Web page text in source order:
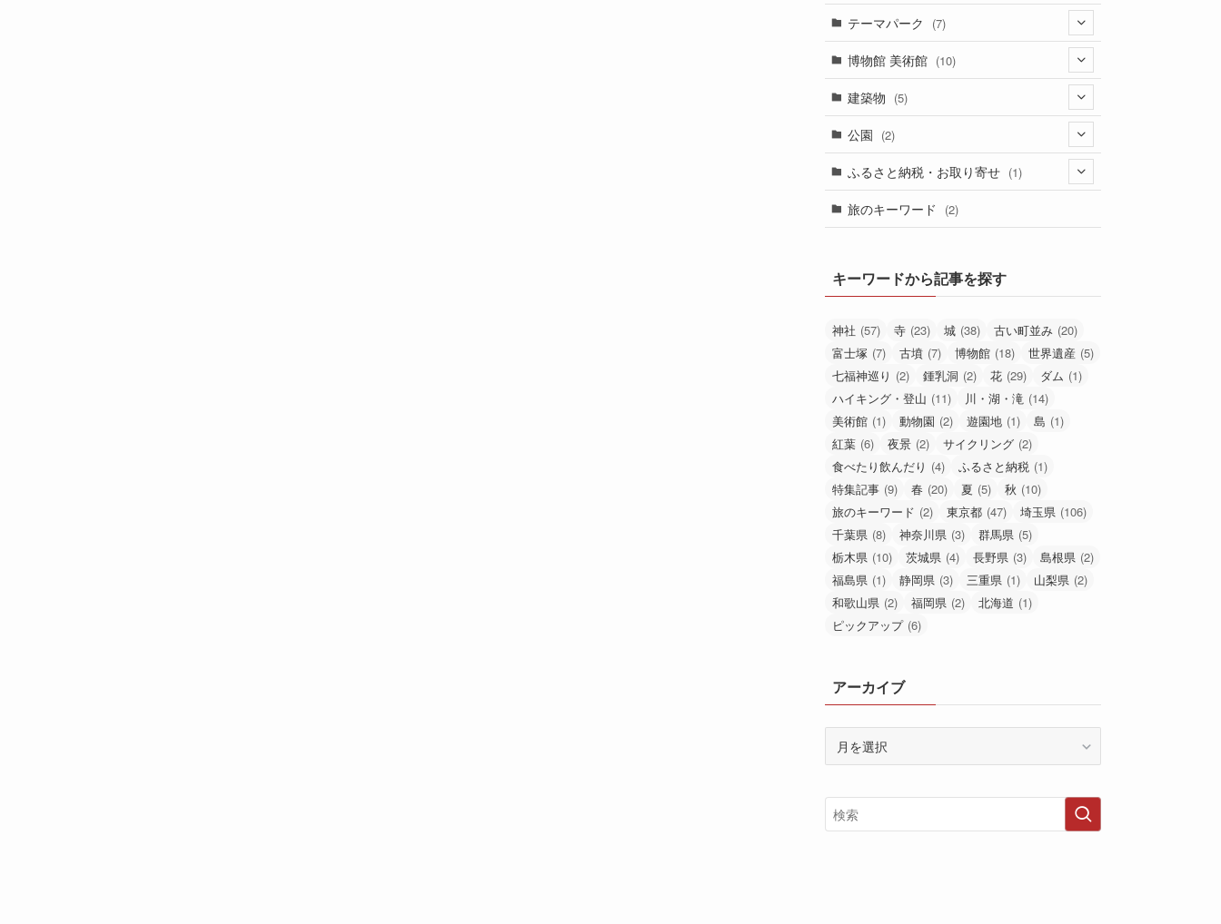
(4)
(2)
(2)
(1)
(2)
(4)
(2)
(2)
(3)
(1)
(1)
(1)
(4)
(1)
(2)
(1)
(1)
(17)
(4)
(1)
テーマパーク (7)
(6)
(1)
博物館 美術館 (10)
(6)
(4)
建築物 (5)
(1)
(4)
公園 (2)
(2)
ふるさと納税・お取り寄せ (1)
(1)
旅のキーワード (2)
キーワードから記事を探す
神社 (57) 寺 (23) 城 (38) 古い町並み (20)
富士塚 (7) 古墳 (7) 博物館 (18) 世界遺産 (5)
七福神巡り (2) 鍾乳洞 (2) 花 (29) ダム (1)
ハイキング・登山 (11) 川・湖・滝 (14)
美術館 (1) 動物園 (2) 遊園地 (1) 島 (1)
紅葉 (6) 夜景 (2) サイクリング (2)
食べたり飲んだり (4) ふるさと納税 (1)
特集記事 (9) 春 (20) 夏 (5) 秋 (10)
旅のキーワード (2) 東京都 (47) 埼玉県 (106)
千葉県 (8) 神奈川県 (3) 群馬県 (5)
栃木県 (10) 茨城県 (4) 長野県 (3) 島根県 (2)
福島県 (1) 静岡県 (3) 三重県 (1) 山梨県 (2)
和歌山県 (2) 福岡県 (2) 北海道 (1)
ピックアップ (6)
アーカイブ
イ
ブ